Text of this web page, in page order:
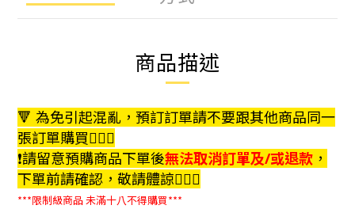
商品描述
🔻 為免引起混亂，預訂訂單請不要跟其他商品同一
張訂單購買🙇🏻‍♀️
❗️請留意預購商品下單後無法取消訂單及/或退款 ，
下單前請確認，敬請體諒🙇🏻‍♀️
***限制級商品未滿十八不得購買***